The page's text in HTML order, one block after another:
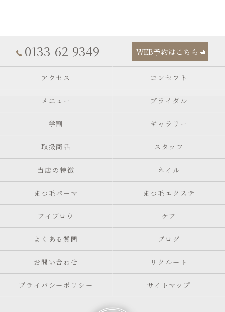
0133-62-9349 WEB予約はこちら
アクセス コンセプト
メニュー ブライダル
学割 ギャラリー
取扱商品 スタッフ
当店の特徴 ネイル
まつ毛パーマ まつ毛エクステ
アイブロウ ケア
よくある質問 ブログ
お問い合わせ リクルート
プライバシーポリシー サイトマップ